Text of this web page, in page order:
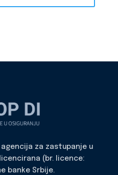
agencija za zastupanje u
(br. licence:
banke Srbije.